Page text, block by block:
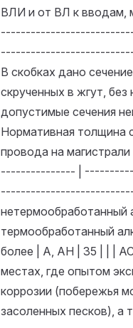
ВЛИ и от ВЛ к
В скобках дано
скрученных в жгут,
допустимые сечения
Нормативная толщина
провода на
--------------- |
термообработанный
более | А, АН | 35 | | |
местах, где опытом
коррозии (побережья
засоленных песков), а